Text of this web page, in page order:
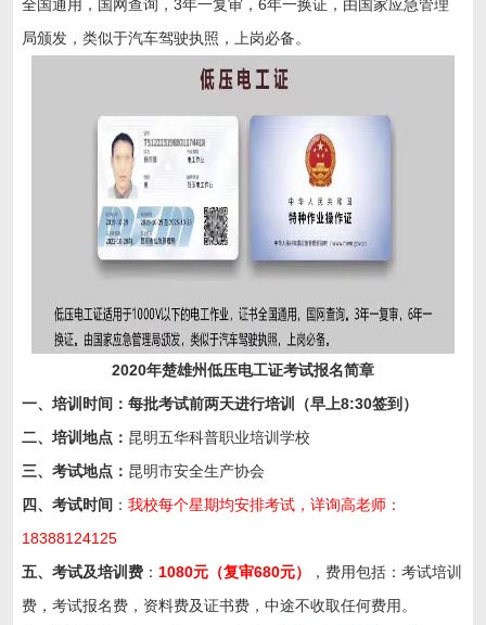
全国通用，国网查询，3年一复审，6年一换证，由国家应急管理
局颁发，类似于汽车驾驶执照，上岗必备。
2020年楚雄州低压电工证考试报名简章
一、培训时间：每批考试前两天进行培训（早上8:30签到）
二、培训地点 ： 昆明五华科普职业培训学校
三、考试地点： 昆明市安全生产协会
四、考试时间 ：我校每个星期均安排考试，详询高老师：
18388124125
五、考试及培训费 ： 1080元（复审680元）
，费用包括：考试培训
费，考试报名费，资料费及证书费，中途不收取任何费用。